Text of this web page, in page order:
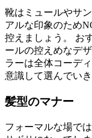
靴はミュールやサ
アルな印象のため
控えましょう。 お
ールの控えめなデ
ラーは全体コーデ
意識して選んでいき
髪型のマナー
フォーマルな場で